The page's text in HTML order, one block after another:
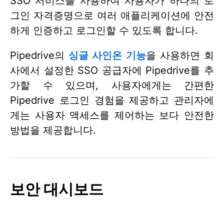
그인 자격증명으로 여러 애플리케이션에 안전
하게 인증하고 로그인할 수 있도록 합니다.
Pipedrive의 싱글 사인온 기능을 사용하면 회
사에서 설정한 SSO 공급자에 Pipedrive를 추
가할 수 있으며, 사용자에게는 간편한
Pipedrive 로그인 경험을 제공하고 관리자에
게는 사용자 액세스를 제어하는 보다 안전한
방법을 제공합니다.
보안 대시보드